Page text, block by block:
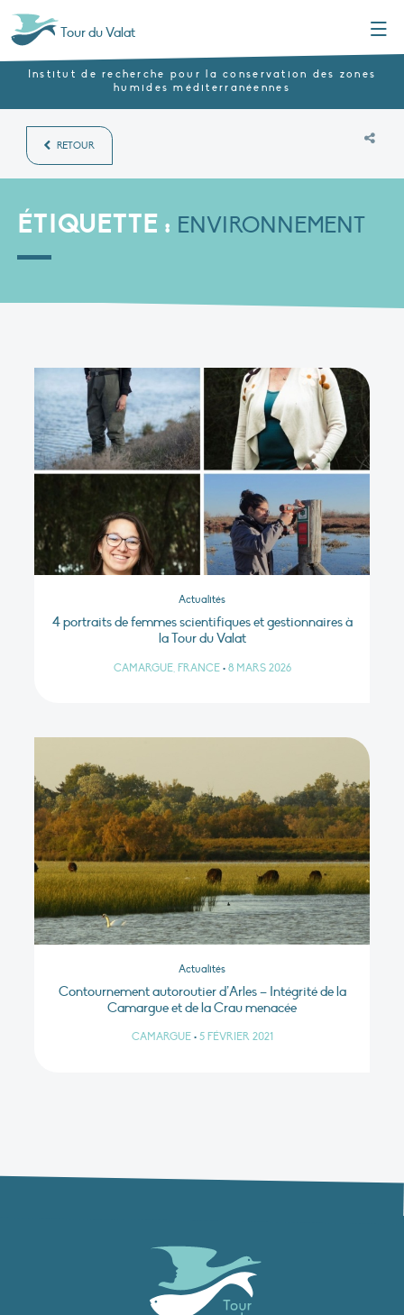
Tour du Valat
Institut de recherche pour la conservation des zones
humides méditerranéennes
RETOUR
ÉTIQUETTE : ENVIRONNEMENT
Actualités
4 portraits de femmes scientifiques et gestionnaires à
la Tour du Valat
CAMARGUE, FRANCE • 8 MARS 2026
Actualités
Contournement autoroutier d’Arles – Intégrité de la
Camargue et de la Crau menacée
CAMARGUE • 5 FÉVRIER 2021